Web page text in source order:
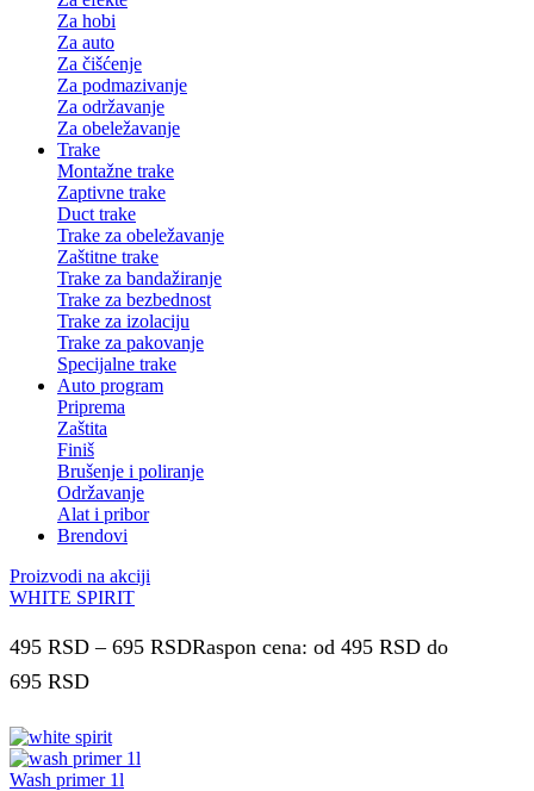
Za hobi
Za auto
Za čišćenje
Za podmazivanje
Za održavanje
Za obeležavanje
Trake
Montažne trake
Zaptivne trake
Duct trake
Trake za obeležavanje
Zaštitne trake
Trake za bandažiranje
Trake za bezbednost
Trake za izolaciju
Trake za pakovanje
Specijalne trake
Auto program
Priprema
Zaštita
Finiš
Brušenje i poliranje
Održavanje
Alat i pribor
Brendovi
Proizvodi na akciji
WHITE SPIRIT
495 RSD – 695 RSDRaspon cena: od 495 RSD do
695 RSD
Wash primer 1l